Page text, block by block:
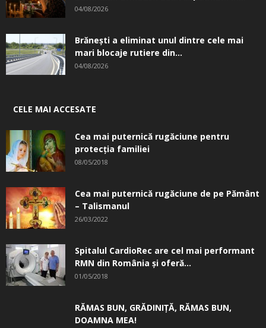
04/08/2026
Brănești a eliminat unul dintre cele mai
mari blocaje rutiere din...
04/08/2026
CELE MAI ACCESATE
Cea mai puternică rugăciune pentru
protecția familiei
08/05/2018
Cea mai puternică rugăciune de pe Pământ
– Talismanul
26/03/2022
Spitalul CardioRec are cel mai performant
RMN din România și oferă...
01/05/2018
RĂMAS BUN, GRĂDINIŢĂ, ­RĂMAS BUN,
DOAMNA MEA!